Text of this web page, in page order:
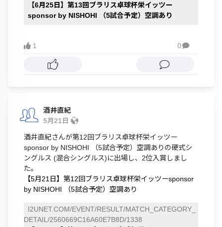
【6月25日】第13回ブラリス卓球杯栄イッツー
sponsor by NISHOHI （5試合予定）空調あり
1 0
酒井直紀
5月21日
酒井直紀さんが第12回ブラリス卓球杯栄イッツー
sponsor by NISHOHI （5試合予定）空調ありの硬式シ
ングルス (混合シングルス)に出場し、2位入賞しまし
た。
【5月21日】第12回ブラリス卓球杯栄イッツーsponsor
by NISHOHI （5試合予定）空調あり
I2UNET.COM/EVENT/RESULT/MATCH_CATEGORY_
DETAIL/2560669C16A60E7B8D/1338